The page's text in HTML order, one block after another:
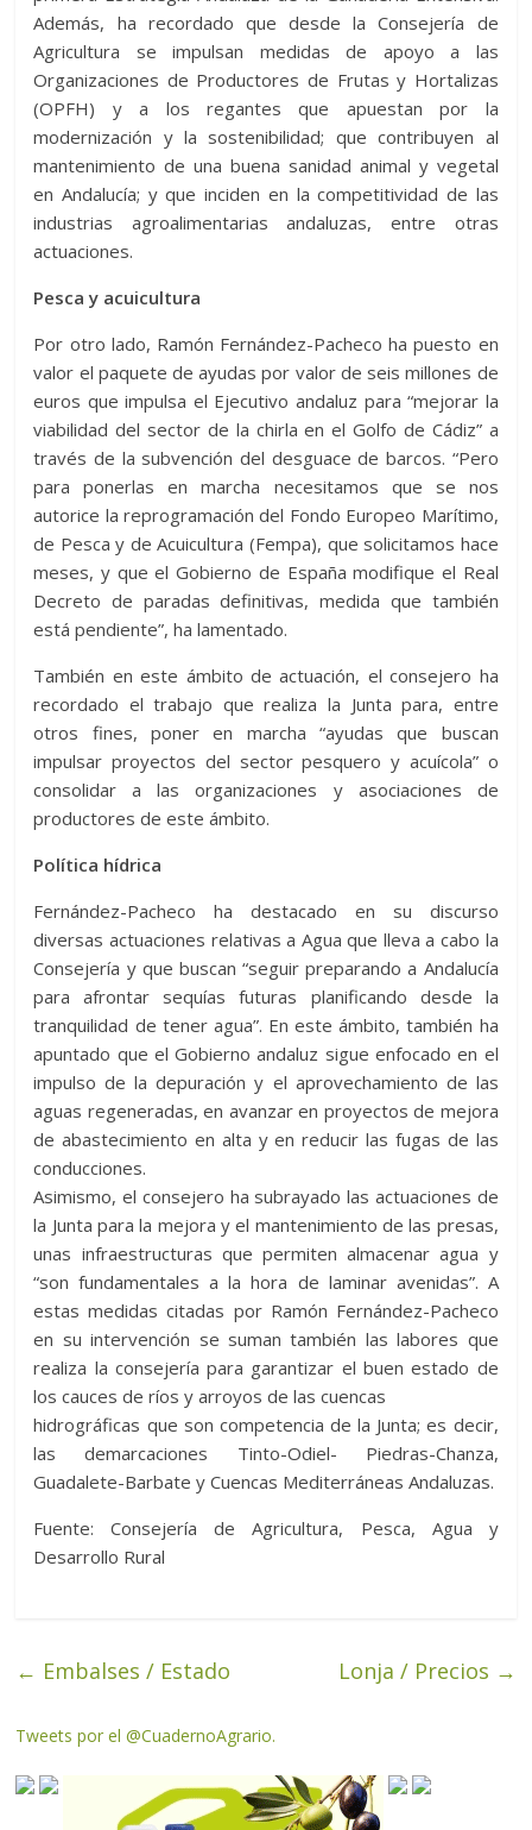
Además, ha recordado que desde la Consejería de
Agricultura se impulsan medidas de apoyo a las
Organizaciones de Productores de Frutas y Hortalizas
(OPFH) y a los regantes que apuestan por la
modernización y la sostenibilidad; que contribuyen al
mantenimiento de una buena sanidad animal y vegetal
en Andalucía; y que inciden en la competitividad de las
industrias agroalimentarias andaluzas, entre otras
actuaciones.
Pesca y acuicultura
Por otro lado, Ramón Fernández-Pacheco ha puesto en
valor el paquete de ayudas por valor de seis millones de
euros que impulsa el Ejecutivo andaluz para “mejorar la
viabilidad del sector de la chirla en el Golfo de Cádiz” a
través de la subvención del desguace de barcos. “Pero
para ponerlas en marcha necesitamos que se nos
autorice la reprogramación del Fondo Europeo Marítimo,
de Pesca y de Acuicultura (Fempa), que solicitamos hace
meses, y que el Gobierno de España modifique el Real
Decreto de paradas definitivas, medida que también
está pendiente”, ha lamentado.
También en este ámbito de actuación, el consejero ha
recordado el trabajo que realiza la Junta para, entre
otros fines, poner en marcha “ayudas que buscan
impulsar proyectos del sector pesquero y acuícola” o
consolidar a las organizaciones y asociaciones de
productores de este ámbito.
Política hídrica
Fernández-Pacheco ha destacado en su discurso
diversas actuaciones relativas a Agua que lleva a cabo la
Consejería y que buscan “seguir preparando a Andalucía
para afrontar sequías futuras planificando desde la
tranquilidad de tener agua”. En este ámbito, también ha
apuntado que el Gobierno andaluz sigue enfocado en el
impulso de la depuración y el aprovechamiento de las
aguas regeneradas, en avanzar en proyectos de mejora
de abastecimiento en alta y en reducir las fugas de las
conducciones.
Asimismo, el consejero ha subrayado las actuaciones de
la Junta para la mejora y el mantenimiento de las presas,
unas infraestructuras que permiten almacenar agua y
“son fundamentales a la hora de laminar avenidas”. A
estas medidas citadas por Ramón Fernández-Pacheco
en su intervención se suman también las labores que
realiza la consejería para garantizar el buen estado de
los cauces de ríos y arroyos de las cuencas
hidrográficas que son competencia de la Junta; es decir,
las demarcaciones Tinto-Odiel- Piedras-Chanza,
Guadalete-Barbate y Cuencas Mediterráneas Andaluzas.
Fuente: Consejería de Agricultura, Pesca, Agua y
Desarrollo Rural
← Embalses / Estado Lonja / Precios →
Tweets por el @CuadernoAgrario.